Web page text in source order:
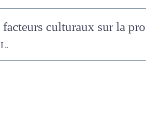
facteurs culturaux sur la